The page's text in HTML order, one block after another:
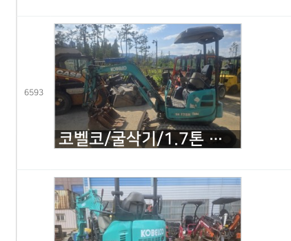
6593
코벨코/굴삭기/1.7톤 미니굴삭기/SK17 코끼리/2016년식